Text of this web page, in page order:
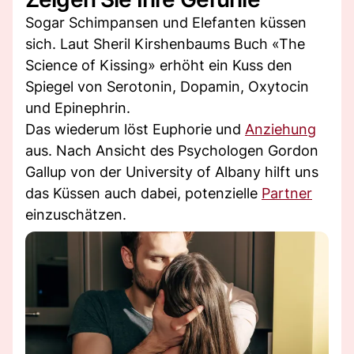
Sogar Schimpansen und Elefanten küssen
sich. Laut Sheril Kirshenbaums Buch «The
Science of Kissing» erhöht ein Kuss den
Spiegel von Serotonin, Dopamin, Oxytocin
und Epinephrin.
Das wiederum löst Euphorie und Anziehung
aus. Nach Ansicht des Psychologen Gordon
Gallup von der University of Albany hilft uns
das Küssen auch dabei, potenzielle Partner
einzuschätzen.